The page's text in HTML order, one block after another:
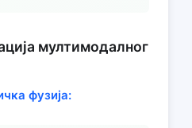
мултимодалног
фузија: